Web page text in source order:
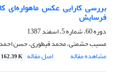
بررسی کارایی عکس
فرسایش
دوره 60، شماره 5، اسفند 1387
مسیب حشمتی، محمد قیطوری، حسن
مشاهده مقاله
اصل مقاله 162.39 K